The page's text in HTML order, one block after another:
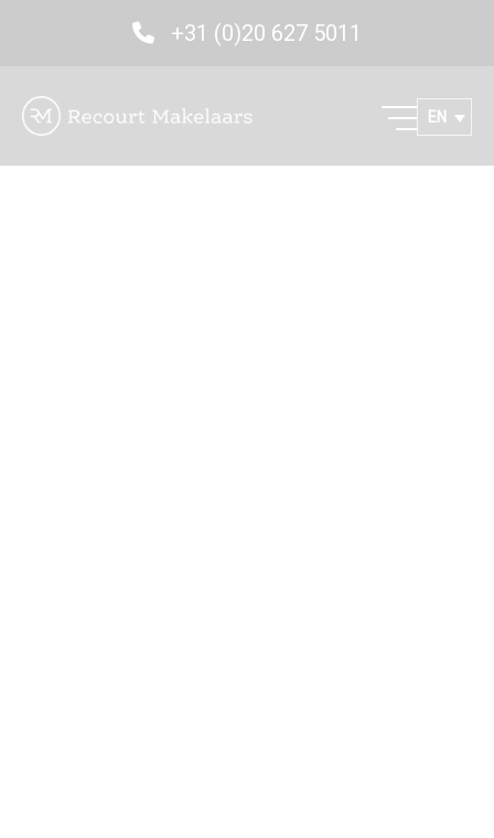
+31 (0)20 627 5011
EN